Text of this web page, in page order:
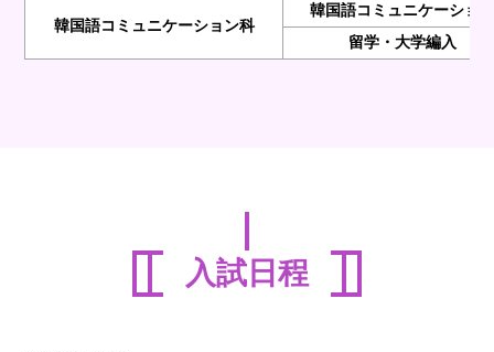
韓国語コミュニケーション科
韓国語コミュニケーショ
留学・大学編入
入試日程